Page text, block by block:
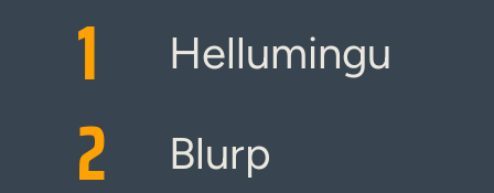
1 Hellumingu
2 Blurp